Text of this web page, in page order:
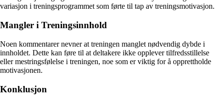
variasjon i treningsprogrammet som førte til tap av treningsmotivasjon.
Mangler i Treningsinnhold
Noen kommentarer nevner at treningen manglet nødvendig dybde i
innholdet. Dette kan føre til at deltakere ikke opplever tilfredsstillelse
eller mestringsfølelse i treningen, noe som er viktig for å opprettholde
motivasjonen.
Konklusjon